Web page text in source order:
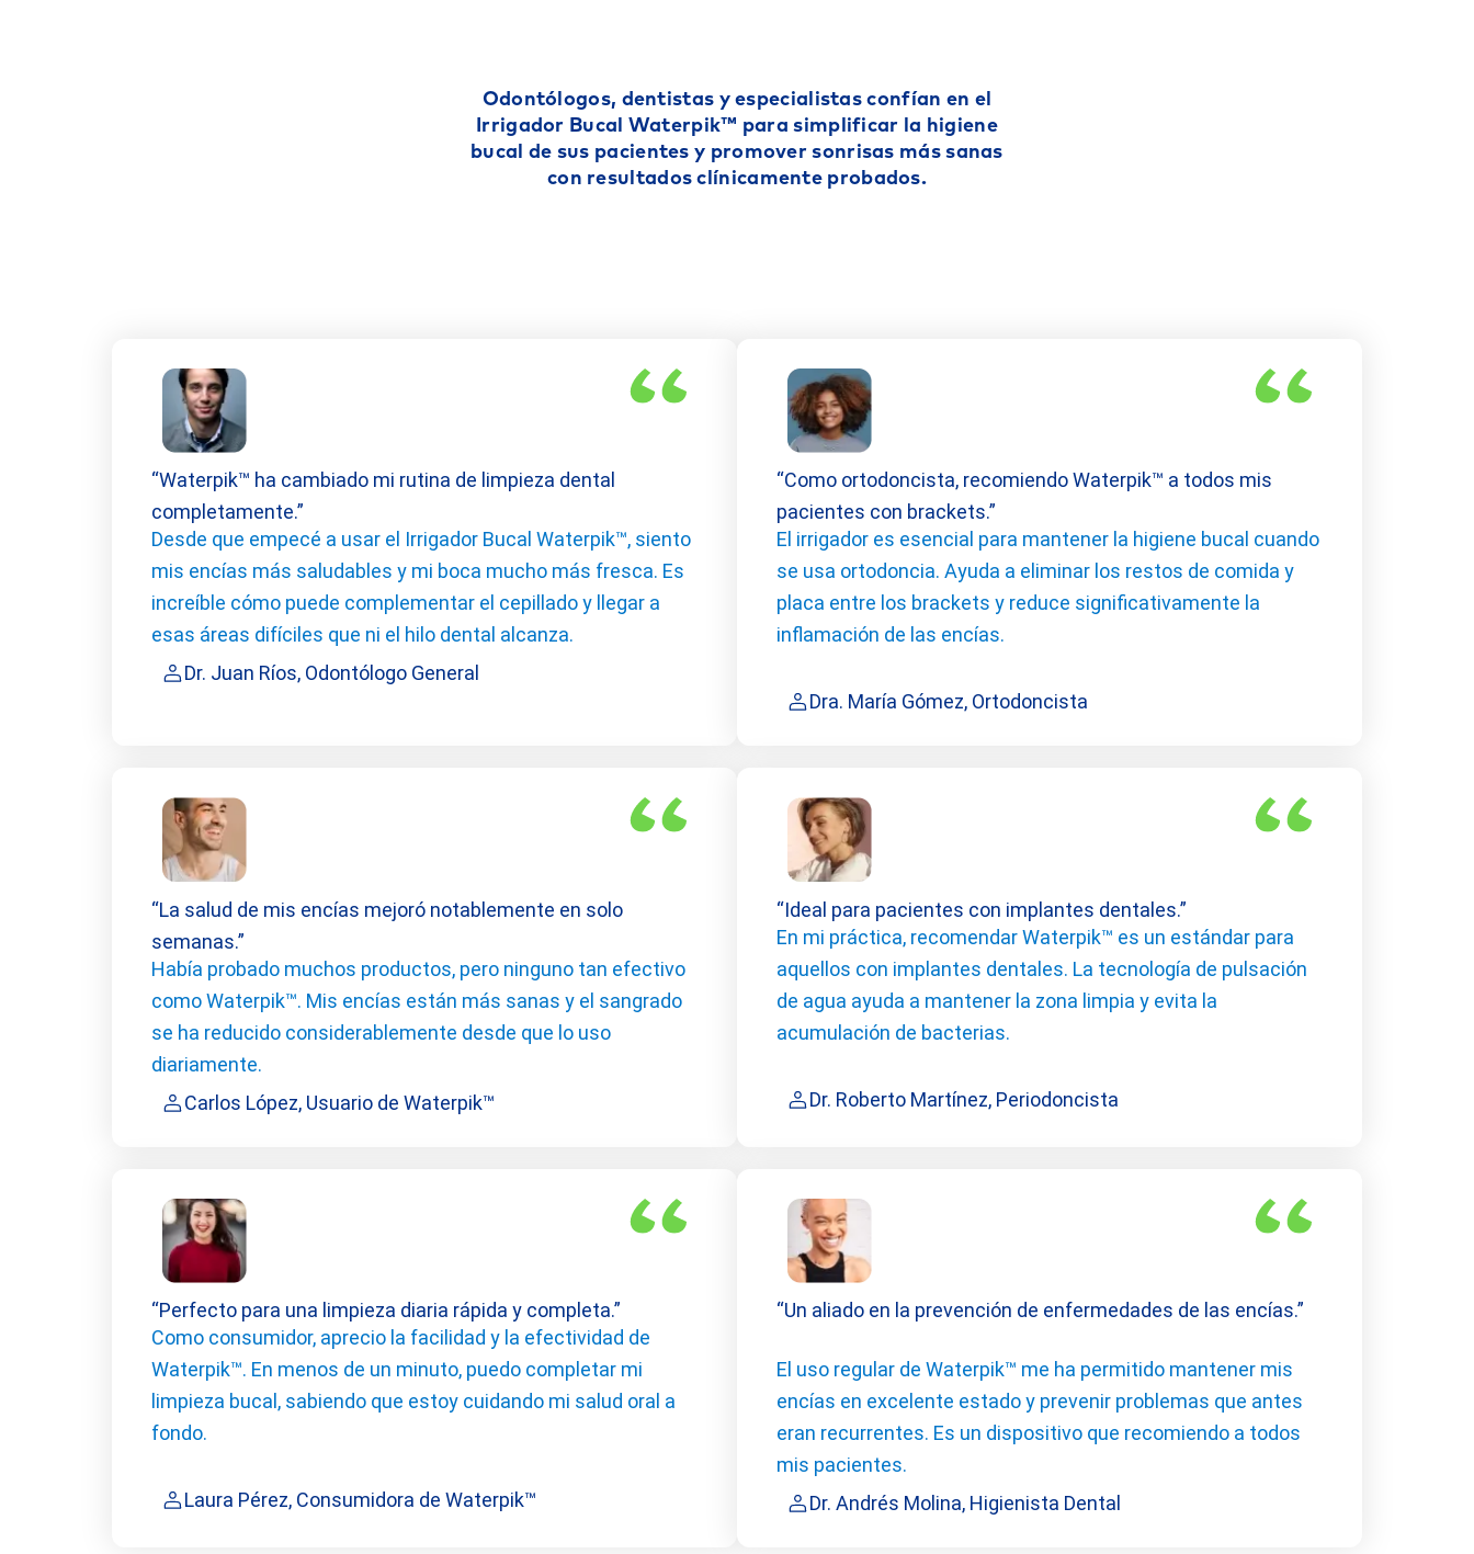
Odontólogos, dentistas y especialistas confían en el
Irrigador Bucal Waterpik™ para simplificar la higiene
bucal de sus pacientes y promover sonrisas más sanas
con resultados clínicamente probados.
“Waterpik™ ha cambiado mi rutina de limpieza dental
completamente.”
Desde que empecé a usar el Irrigador Bucal Waterpik™, siento
mis encías más saludables y mi boca mucho más fresca. Es
increíble cómo puede complementar el cepillado y llegar a
esas áreas difíciles que ni el hilo dental alcanza.
Dr. Juan Ríos, Odontólogo General
“Como ortodoncista, recomiendo Waterpik™ a todos mis
pacientes con brackets.”
El irrigador es esencial para mantener la higiene bucal cuando
se usa ortodoncia. Ayuda a eliminar los restos de comida y
placa entre los brackets y reduce significativamente la
inflamación de las encías.
Dra. María Gómez, Ortodoncista
“La salud de mis encías mejoró notablemente en solo
semanas.”
Había probado muchos productos, pero ninguno tan efectivo
como Waterpik™. Mis encías están más sanas y el sangrado
se ha reducido considerablemente desde que lo uso
diariamente.
Carlos López, Usuario de Waterpik™
“Ideal para pacientes con implantes dentales.”
En mi práctica, recomendar Waterpik™ es un estándar para
aquellos con implantes dentales. La tecnología de pulsación
de agua ayuda a mantener la zona limpia y evita la
acumulación de bacterias.
Dr. Roberto Martínez, Periodoncista
“Perfecto para una limpieza diaria rápida y completa.”
Como consumidor, aprecio la facilidad y la efectividad de
Waterpik™. En menos de un minuto, puedo completar mi
limpieza bucal, sabiendo que estoy cuidando mi salud oral a
fondo.
Laura Pérez, Consumidora de Waterpik™
“Un aliado en la prevención de enfermedades de las encías.”
El uso regular de Waterpik™ me ha permitido mantener mis
encías en excelente estado y prevenir problemas que antes
eran recurrentes. Es un dispositivo que recomiendo a todos
mis pacientes.
Dr. Andrés Molina, Higienista Dental